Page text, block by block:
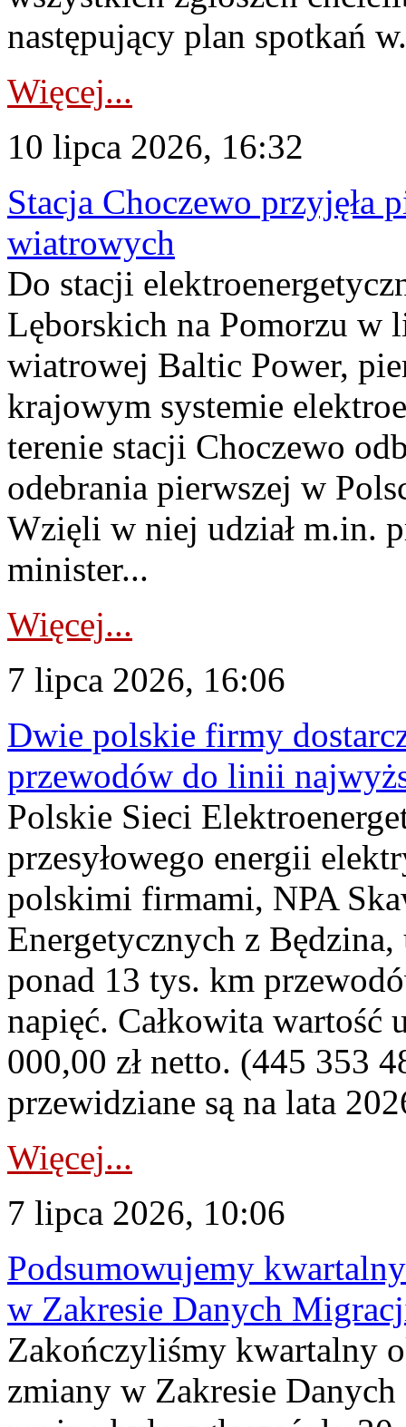
następujący plan spotkań
Więcej...
10 lipca 2026, 16:32
Stacja Choczewo przyjęła
wiatrowych
Do stacji
Lęborskich na Pomorzu w
wiatrowej Baltic Power,
krajowym systemie
terenie stacji Choczewo
odebrania pierwszej w
Wzięli w niej udział m.in.
minister...
Więcej...
7 lipca 2026, 16:06
Dwie polskie firmy
przewodów do linii
Polskie Sieci
przesyłowego energii
polskimi firmami, NPA
Energetycznych z
ponad 13 tys. km
napięć. Całkowita
000,00 zł netto. (445 353
przewidziane są na lata
Więcej...
7 lipca 2026, 10:06
Podsumowujemy
w Zakresie Danych
Zakończyliśmy kwartalny
zmiany w Zakresie